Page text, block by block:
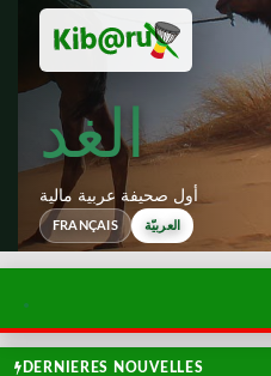
الغد
أول صحيفة عربية مالية
FRANÇAIS العربيّة
DERNIERES NOUVELLES